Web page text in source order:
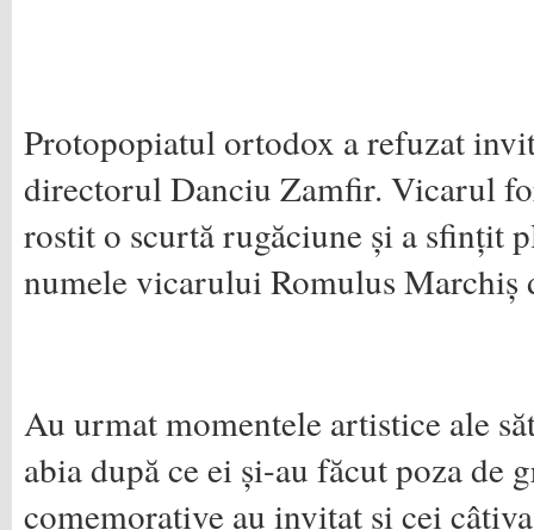
Protopopiatul ortodox a refuzat
directorul Danciu Zamfir. Vicarul
rostit o scurtă rugăciune și a sfințit
numele vicarului Romulus Marchiș
Au urmat momentele artistice ale
abia după ce ei și-au făcut poza
comemorative au invitat și cei